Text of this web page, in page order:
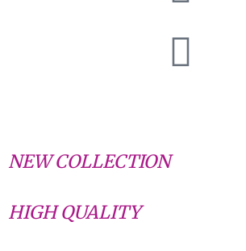
NEW COLLECTION
HIGH QUALITY